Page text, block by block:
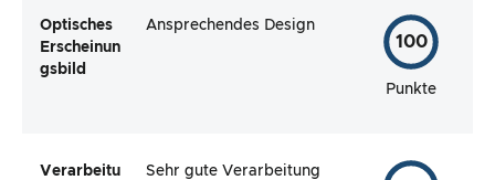
Optisches
Erscheinun
gsbild
Ansprechendes Design
100
Punkte
Verarbeitu Sehr gute Verarbeitung